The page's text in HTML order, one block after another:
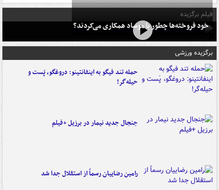
فیلم برگزیده
خود فروخته‌ها چطور با موساد همکاری می‌کردند؟
برگزیده ورزشی
حمله تند فیگو به اینفانتینو: دروغگو، پَست‌ و
حیله‌گر!
جنجال جدید نیمار در برزیل +فیلم
رامین رضاییان رسماً از استقلال جدا شد